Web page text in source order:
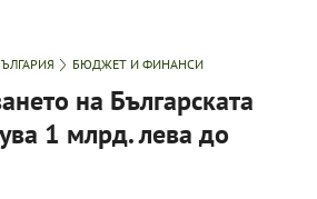
БЮДЖЕТ И ФИНАНСИ
на Българската
1 млрд. лева до